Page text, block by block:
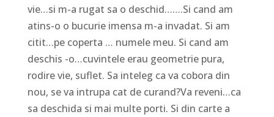
vie…si m-a rugat sa o deschid…….Si cand am
atins-o o bucurie imensa m-a invadat. Si am
citit…pe coperta … numele meu. Si cand am
deschis -o…cuvintele erau geometrie pura,
rodire vie, suflet. Sa inteleg ca va cobora din
nou, se va intrupa cat de curand?Va reveni…ca
sa deschida si mai multe porti. Si din carte a